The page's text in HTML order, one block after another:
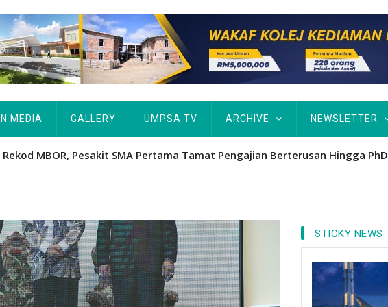
IN MEDIA GALLERY UMPSA TV ARCHIVE NEWSLETTER
MBOR, Pesakit SMA Pertama Tamat Pengajian Berterusan Hingga PhD
STICKY NEWS